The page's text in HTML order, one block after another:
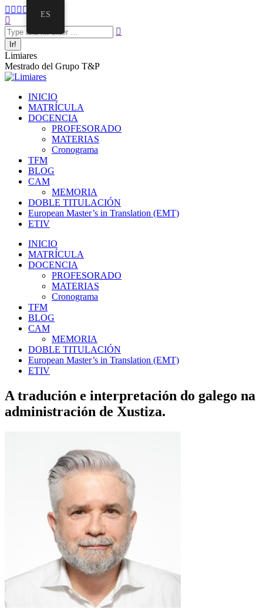
Saltar
al
contenido
Facebook
opens
in
new
window
Twitter
opens
in
new
window
Mail
opens
in
window
Instagram
page
in
window
Linkedin
page
in
window
Buscar:
Limiares
Mestrado del Grupo T&P
INICIO
MATRÍCULA
DOCENCIA
PROFESORADO
MATERIAS
Cronograma
TFM
BLOG
CAM
MEMORIA
DOBLE TITULACIÓN
European Master’s in Translation (EMT)
ETIV
INICIO
MATRÍCULA
DOCENCIA
PROFESORADO
MATERIAS
Cronograma
TFM
BLOG
CAM
MEMORIA
DOBLE TITULACIÓN
European Master’s in Translation (EMT)
ETIV
A tradución e interpretación do galego na
administración de Xustiza.
ES